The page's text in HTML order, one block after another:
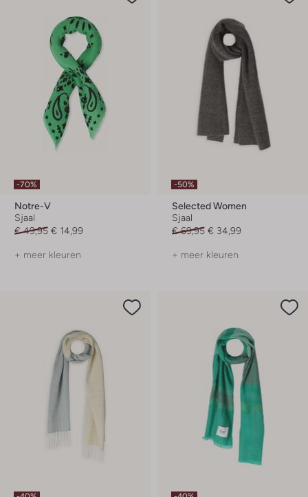
-70%
Notre-V
Sjaal
€ 49,95 € 14,99
+ meer kleuren
-50%
Selected Women
Sjaal
€ 69,95 € 34,99
+ meer kleuren